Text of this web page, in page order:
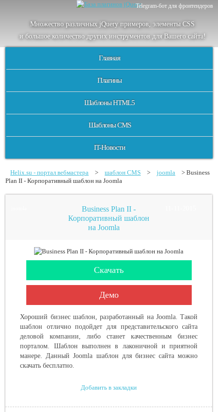
Telegram-бот для фронтендеров
Множество различных jQuery примеров, элементы CSS
и большое количество других инструментов для Вашего сайта!
Главная
Плагины
Шаблоны HTML5
Шаблоны CMS
IT-Новости
Helix.su - портал вебмастера > шаблон CMS > joomla
> Business
Plan II - Корпоративный шаблон на Joomla
Business Plan II -
Корпоративный шаблон
на Joomla
Скачать
Демо
Хороший бизнес шаблон, разработанный на Joomla. Такой
шаблон отлично подойдет для представительского сайта
деловой компании, либо станет качественным бизнес
порталом. Шаблон выполнен в лаконичной и приятной
манере. Данный Joomla шаблон для бизнес сайта можно
скачать бесплатно.
Добавить в закладки